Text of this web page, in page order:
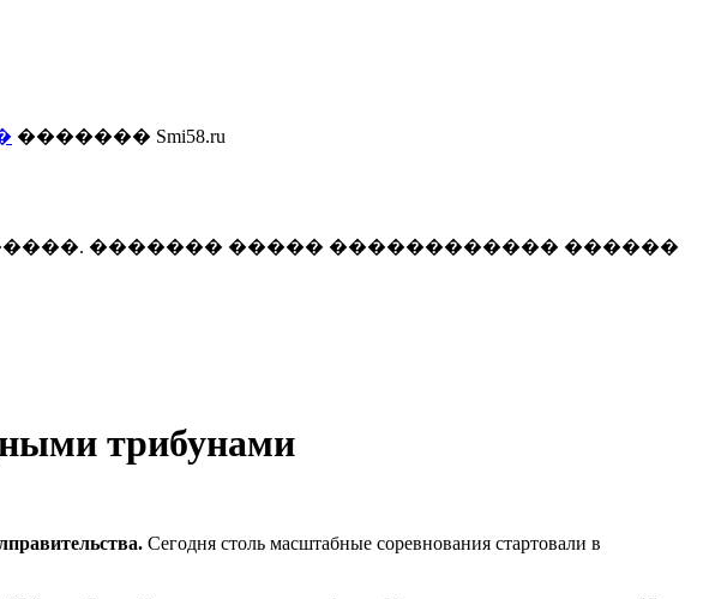
������� Smi58.ru
������� ����� ������������ ������
трибунами
Сегодня столь масштабные соревнования стартовали в